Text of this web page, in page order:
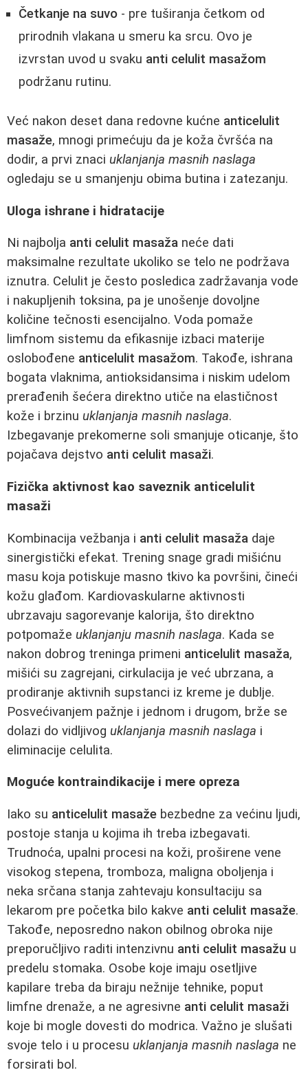
Četkanje na suvo - pre tuširanja četkom od
prirodnih vlakana u smeru ka srcu. Ovo je
izvrstan uvod u svaku anti celulit masažom
podržanu rutinu.
Već nakon deset dana redovne kućne anticelulit
masaže, mnogi primećuju da je koža čvršća na
dodir, a prvi znaci uklanjanja masnih naslaga
ogledaju se u smanjenju obima butina i zatezanju.
Uloga ishrane i hidratacije
Ni najbolja anti celulit masaža neće dati
maksimalne rezultate ukoliko se telo ne podržava
iznutra. Celulit je često posledica zadržavanja vode
i nakupljenih toksina, pa je unošenje dovoljne
količine tečnosti esencijalno. Voda pomaže
limfnom sistemu da efikasnije izbaci materije
oslobođene anticelulit masažom. Takođe, ishrana
bogata vlaknima, antioksidansima i niskim udelom
prerađenih šećera direktno utiče na elastičnost
kože i brzinu uklanjanja masnih naslaga.
Izbegavanje prekomerne soli smanjuje oticanje, što
pojačava dejstvo anti celulit masaži.
Fizička aktivnost kao saveznik anticelulit
masaži
Kombinacija vežbanja i anti celulit masaža daje
sinergistički efekat. Trening snage gradi mišićnu
masu koja potiskuje masno tkivo ka površini, čineći
kožu glađom. Kardiovaskularne aktivnosti
ubrzavaju sagorevanje kalorija, što direktno
potpomaže uklanjanju masnih naslaga. Kada se
nakon dobrog treninga primeni anticelulit masaža,
mišići su zagrejani, cirkulacija je već ubrzana, a
prodiranje aktivnih supstanci iz kreme je dublje.
Posvećivanjem pažnje i jednom i drugom, brže se
dolazi do vidljivog uklanjanja masnih naslaga i
eliminacije celulita.
Moguće kontraindikacije i mere opreza
Iako su anticelulit masaže bezbedne za većinu ljudi,
postoje stanja u kojima ih treba izbegavati.
Trudnoća, upalni procesi na koži, proširene vene
visokog stepena, tromboza, maligna oboljenja i
neka srčana stanja zahtevaju konsultaciju sa
lekarom pre početka bilo kakve anti celulit masaže.
Takođe, neposredno nakon obilnog obroka nije
preporučljivo raditi intenzivnu anti celulit masažu u
predelu stomaka. Osobe koje imaju osetljive
kapilare treba da biraju nežnije tehnike, poput
limfne drenaže, a ne agresivne anti celulit masaži
koje bi mogle dovesti do modrica. Važno je slušati
svoje telo i u procesu uklanjanja masnih naslaga ne
forsirati bol.